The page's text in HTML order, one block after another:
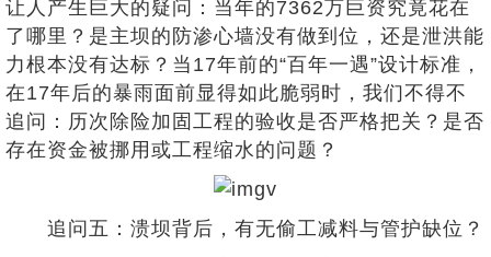
让人产生巨大的疑问：当年的7362万巨资究竟花在
了哪里？是主坝的防渗心墙没有做到位，还是泄洪能
力根本没有达标？当17年前的“百年一遇”设计标准，
在17年后的暴雨面前显得如此脆弱时，我们不得不
追问：历次除险加固工程的验收是否严格把关？是否
存在资金被挪用或工程缩水的问题？
追问五：溃坝背后，有无偷工减料与管护缺位？